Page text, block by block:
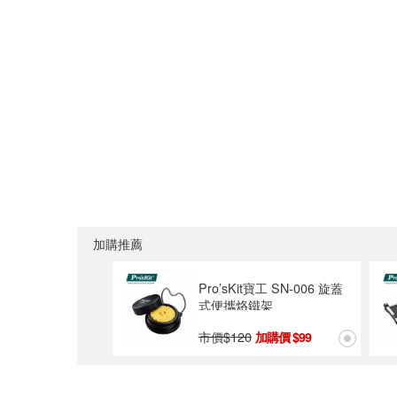
加購推薦
Pro’sKit寶工 SN-006 旋蓋
式便攜烙鐵架
市價$120 99